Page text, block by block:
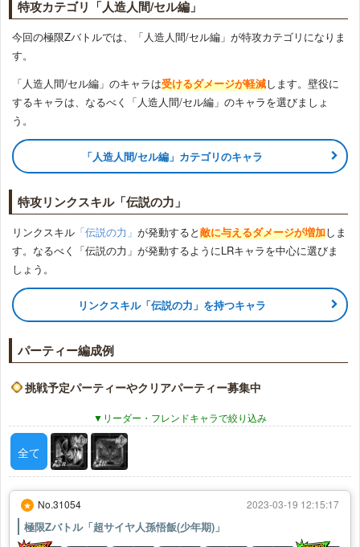
特攻カテゴリ「人造人間/セル編」
今回の極限Zバトルでは、「人造人間/セル編」が特攻カテゴリになりま
す。
「人造人間/セル編」のキャラは受けるダメージが軽減します。壁役に
するキャラは、なるべく「人造人間/セル編」のキャラを選びましょ
う。
「人造人間/セル編」カテゴリのキャラ
特攻リンクスキル「伝説の力」
リンクスキル 「伝説の力」 が発動すると敵に与えるダメージが増加しま
す。なるべく「伝説の力」が発動するようにLRキャラを中心に選びま
しょう。
リンクスキル「伝説の力」を持つキャラ
パーティー編成例
挑戦予定パーティーやクリアパーティー募集中
リーダー・フレンドキャラで絞り込み
全て
★ No.31054 2023-03-19 12:15:17
極限Zバトル「超サイヤ人孫悟飯(少年期)」